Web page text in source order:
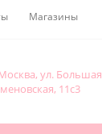
Магазины
ул. Большая
11с3